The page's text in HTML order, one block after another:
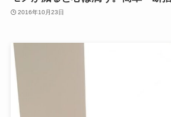
2016年10月23日